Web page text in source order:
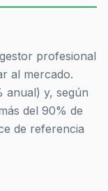
profesional
al mercado.
anual) y, según
del 90% de
de referencia